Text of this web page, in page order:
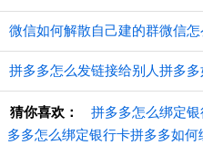
微信如何解散自己建的群微信
拼多多怎么发链接给别人拼多
猜你喜欢： 拼多多怎么绑定
多多怎么绑定银行卡拼多多如何